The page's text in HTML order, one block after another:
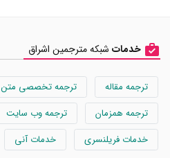
خدمات شبکه مترجمین اشراق
ترجمه مقاله ترجمه تخصصی متن
ترجمه همزمان
ترجمه وب سایت
خدمات فریلنسری
خدمات آنی